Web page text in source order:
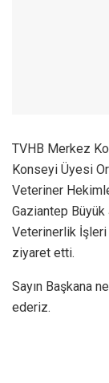
TVHB Merkez
Konseyi Üyesi
Veteriner
Gaziantep
Veterinerlik İşleri
ziyaret etti.
Sayın Başkana
ederiz.